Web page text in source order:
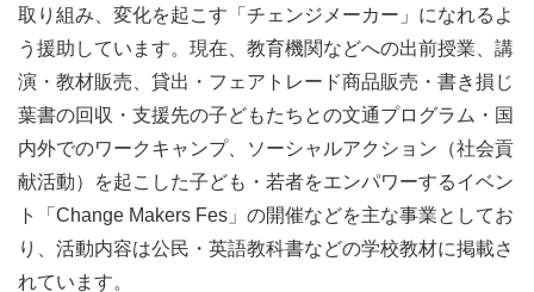
STEP 5 フィードバック
8月21日（木） 宿泊施設でそのまま振り返り
※インターンシップ修了証あり
プログラム参加費無料
※キャンプ参加費・交通費、キャンプ中の食費は団体が負
担。
取り組み、変化を起こす「チェンジメーカー」になれるよ
う援助しています。現在、教育機関などへの出前授業、講
演・教材販売、貸出・フェアトレード商品販売・書き損じ
葉書の回収・支援先の子どもたちとの文通プログラム・国
内外でのワークキャンプ、ソーシャルアクション（社会貢
献活動）を起こした子ども・若者をエンパワーするイベン
ト「Change Makers Fes」の開催などを主な事業としてお
り、活動内容は公民・英語教科書などの学校教材に掲載さ
れています。